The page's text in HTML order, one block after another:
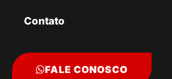
Contato
FALE CONOSCO